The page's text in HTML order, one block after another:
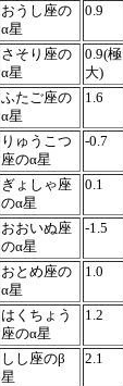
おうし座の
α星
0.9
さそり座の
α星
0.9(極
大)
ふたご座の
α星
1.6
りゅうこつ
座のα星
-0.7
ぎょしゃ座
のα星
0.1
おおいぬ座
のα星
-1.5
おとめ座の
α星
1.0
はくちょう
座のα星
1.2
しし座のβ
星
2.1